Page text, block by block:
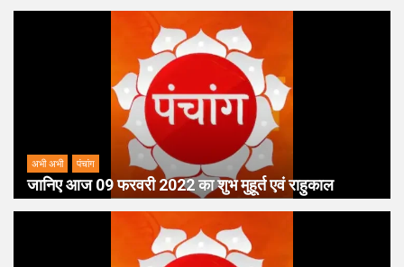
अभी अभी पंचांग
जानिए आज 09 फरवरी 2022 का शुभ मुहूर्त एवं राहुकाल